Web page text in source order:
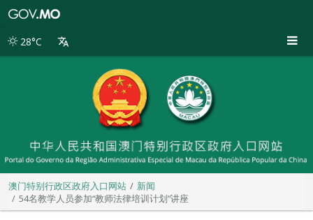
别
28°C
澳门特别行政区政府入口网站
新闻
54名教学人员参加“教师法律培训计划”讲座